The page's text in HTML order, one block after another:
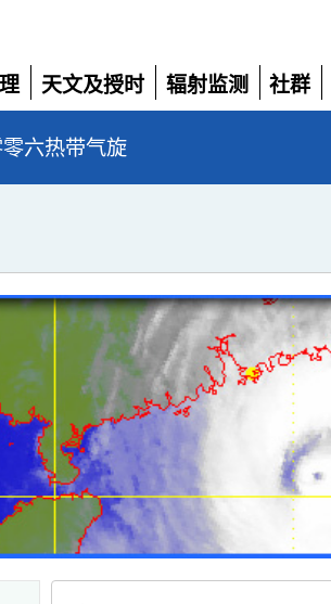
天文及授时
展
开
辐射监测
展
社群
展
六热带气旋